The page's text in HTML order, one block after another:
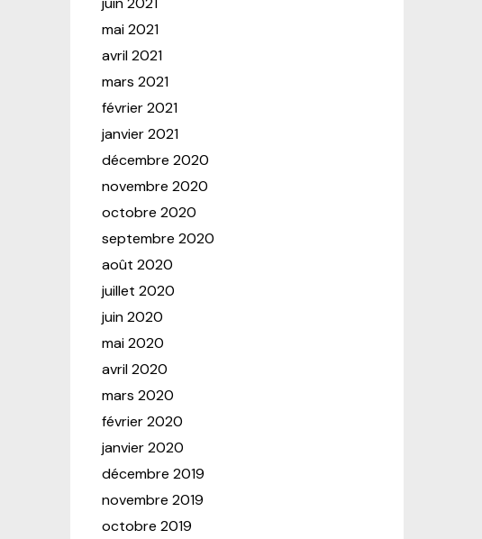
mai 2021
avril 2021
mars 2021
février 2021
janvier 2021
décembre 2020
novembre 2020
octobre 2020
septembre 2020
août 2020
juillet 2020
juin 2020
mai 2020
avril 2020
mars 2020
février 2020
janvier 2020
décembre 2019
novembre 2019
octobre 2019